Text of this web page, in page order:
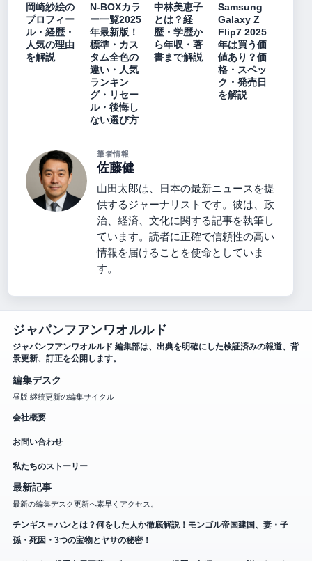
岡崎紗絵の
プロフィー
ル・経歴・
人気の理由
を解説
N-BOXカラ
ー一覧2025
年最新版！
標準・カス
タム全色の
違い・人気
ランキン
グ・リセー
ル・後悔し
ない選び方
中林美恵子
とは？経
歴・学歴か
ら年収・著
書まで解説
Samsung
Galaxy Z
Flip7 2025
年は買う価
値あり？価
格・スペッ
ク・発売日
を解説
筆者情報
佐藤健
山田太郎は、日本の最新ニュースを提
供するジャーナリストです。彼は、政
治、経済、文化に関する記事を執筆し
ています。読者に正確で信頼性の高い
情報を届けることを使命としていま
す。
ジャパンフアンワオルルド
ジャパンフアンワオルルド 編集部は、出典を明確にした検証済みの報道、背
景更新、訂正を公開します。
編集デスク
昼版 継続更新の編集サイクル
会社概要
お問い合わせ
私たちのストーリー
最新記事
最新の編集デスク更新へ素早くアクセス。
チンギス＝ハンとは？何をした人か徹底解説！モンゴル帝国建国、妻・子
孫・死因・3つの宝物とヤサの秘密！